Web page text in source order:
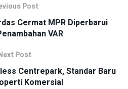
Post
Cermat MPR Diperbarui
VAR
Post
Centrepark, Standar Baru
Komersial